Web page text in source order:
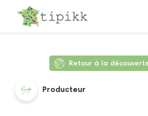
Retour à la
Producteur